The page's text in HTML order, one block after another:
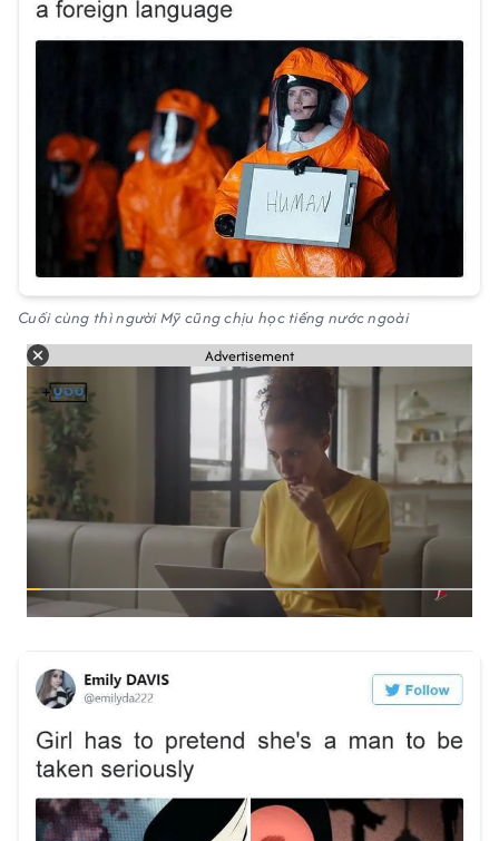
Cuối cùng thì người Mỹ cũng chịu học tiếng nước ngoài
Advertisement